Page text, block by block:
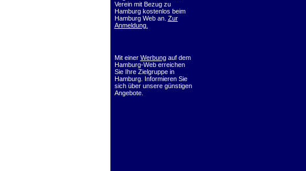
Verein mit Bezug zu
Hamburg kostenlos beim
Hamburg Web an. Zur
Anmeldung.
Mit einer Werbungauf dem
Hamburg-Web erreichen
Sie Ihre Zielgruppe in
Hamburg. Informieren Sie
sich über unsere günstigen
Angebote.